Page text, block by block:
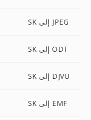
SK إلى JPEG
SK إلى ODT
SK إلى DJVU
SK إلى EMF